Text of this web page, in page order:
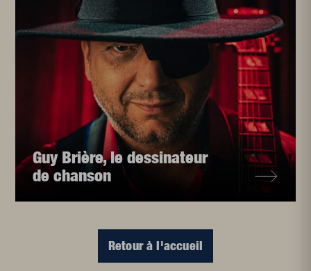
Guy Brière, le dessinateur
de chanson
Retour à l'accueil